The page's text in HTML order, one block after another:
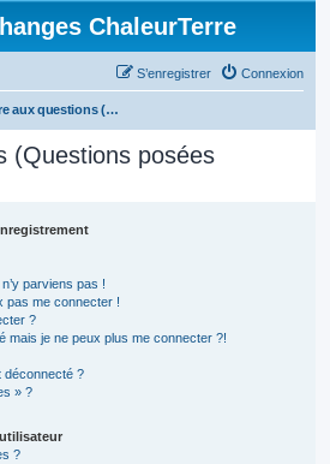
ChaleurTerre
Connexion
S’enregistrer
Foire aux questions (Questions posées fréquemment)
(Questions posées
parviens pas !
pas me connecter !
?
mais je ne peux plus me connecter ?!
déconnecté ?
» ?
?